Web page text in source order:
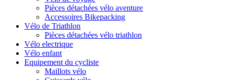
Pièces détachées vélo aventure
Accessoires Bikepacking
Vélo de Triathlon
Pièces détachées vélo triathlon
Vélo electrique
Vélo enfant
Equipement du cycliste
Maillots vélo